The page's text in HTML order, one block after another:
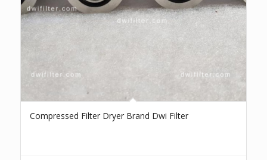
Compressed Filter Dryer Brand Dwi Filter